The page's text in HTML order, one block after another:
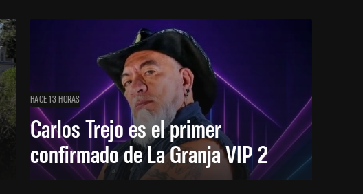
HACE 13 HORAS
Carlos Trejo es el primer
confirmado de La Granja VIP 2